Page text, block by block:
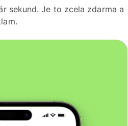
sekund. Je to zcela zdarma a